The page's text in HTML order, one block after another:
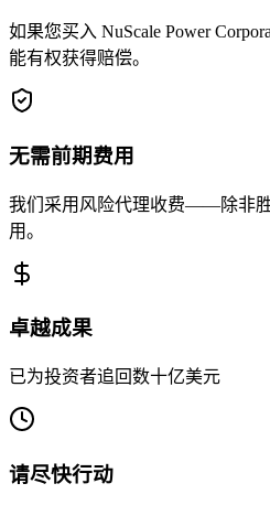
如果您买入 NuScale Power
能有权获得赔偿。
无需前期费用
我们采用风险代理收费——除非
用。
卓越成果
已为投资者追回数十亿美元
请尽快行动